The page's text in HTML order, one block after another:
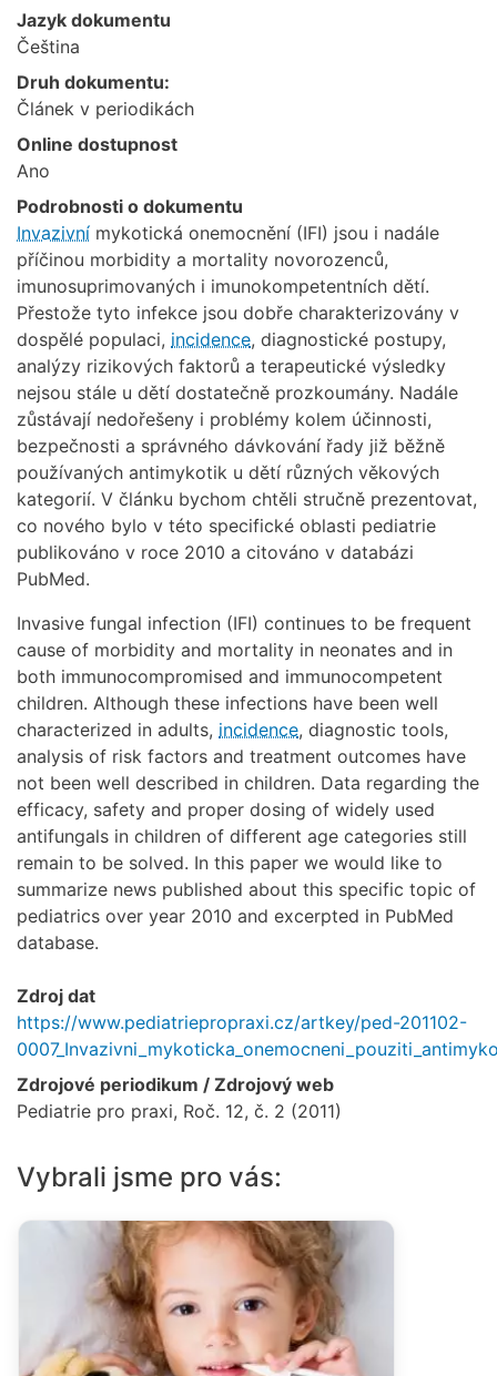
Jazyk dokumentu
Čeština
Druh dokumentu:
Článek v periodikách
Online dostupnost
Ano
Podrobnosti o dokumentu
Invazivní mykotická onemocnění (IFI) jsou i nadále
příčinou morbidity a mortality novorozenců,
imunosuprimovaných i imunokompetentních dětí.
Přestože tyto infekce jsou dobře charakterizovány v
dospělé populaci, incidence, diagnostické postupy,
analýzy rizikových faktorů a terapeutické výsledky
nejsou stále u dětí dostatečně prozkoumány. Nadále
zůstávají nedořešeny i problémy kolem účinnosti,
bezpečnosti a správného dávkování řady již běžně
používaných antimykotik u dětí různých věkových
kategorií. V článku bychom chtěli stručně prezentovat,
co nového bylo v této specifické oblasti pediatrie
publikováno v roce 2010 a citováno v databázi
PubMed.
Invasive fungal infection (IFI) continues to be frequent
cause of morbidity and mortality in neonates and in
both immunocompromised and immunocompetent
children. Although these infections have been well
characterized in adults, incidence, diagnostic tools,
analysis of risk factors and treatment outcomes have
not been well described in children. Data regarding the
efficacy, safety and proper dosing of widely used
antifungals in children of different age categories still
remain to be solved. In this paper we would like to
summarize news published about this specific topic of
pediatrics over year 2010 and excerpted in PubMed
database.
Zdroj dat
https://www.pediatriepropraxi.cz/artkey/ped-201102-
Zdrojové periodikum / Zdrojový web
Pediatrie pro praxi, Roč. 12, č. 2 (2011)
Vybrali jsme pro vás: